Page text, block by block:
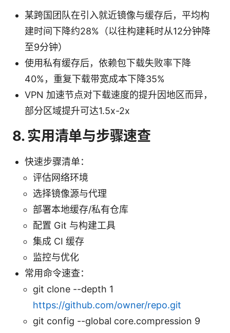
某跨国团队在引入就近镜像与缓存后，平均构
建时间下降约28%（以往构建耗时从12分钟降
至9分钟）
使用私有缓存后，依赖包下载失败率下降
40%，重复下载带宽成本下降35%
VPN 加速节点对下载速度的提升因地区而异，
部分区域提升可达1.5x-2x
8. 实用清单与步骤速查
快速步骤清单：
评估网络环境
选择镜像源与代理
部署本地缓存/私有仓库
配置 Git 与构建工具
集成 CI 缓存
监控与优化
常用命令速查：
git clone --depth 1
https://github.com/owner/repo.git
git config --global core.compression 9